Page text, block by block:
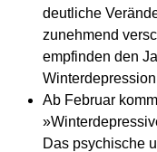
deutliche
zunehmend
empfinden den
Ab Februar
Das psychische